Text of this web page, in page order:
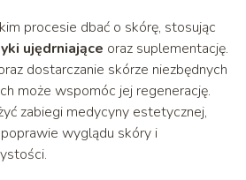
procesie dbać o skórę, stosując
ujędrniające oraz suplementację.
dostarczanie skórze niezbędnych
może wspomóc jej regenerację.
zabiegi medycyny estetycznej,
wyglądu skóry i